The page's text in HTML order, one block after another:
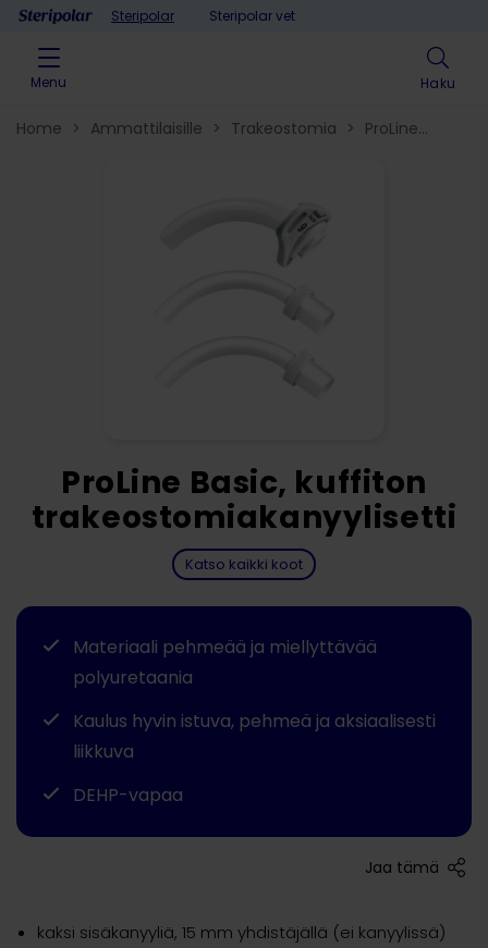
Skip to contentSteripolar Steripolar vet
Menu Haku
Home > Ammattilaisille > Trakeostomia > ProLine
kaksi sisäkanyyliä, 15 mm yhdistäjällä (ei kanyylissä)
ProLine Basic, kuffiton
trakeostomiakanyylisetti
Katso kaikki koot
Materiaali pehmeää ja miellyttävää
polyuretaania
Kaulus hyvin istuva, pehmeä ja aksiaalisesti
liikkuva
DEHP-vapaa
Jaa tämä